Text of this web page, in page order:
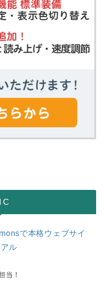
で本格ウェブサイ
ル
当！